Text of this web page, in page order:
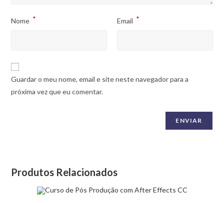
Nome * Email *
Guardar o meu nome, email e site neste navegador para a
próxima vez que eu comentar.
Produtos Relacionados